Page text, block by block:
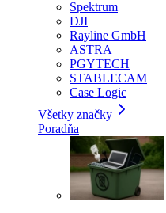
Spektrum
DJI
Rayline GmbH
ASTRA
PGYTECH
STABLECAM
Case Logic
Všetky značky
Poradňa